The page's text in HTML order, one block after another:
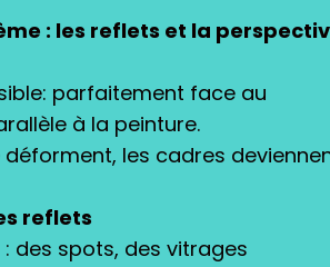
: les reflets et la
parfaitement face au
à la peinture.
déforment, les cadres
reflets
des spots, des vitrages